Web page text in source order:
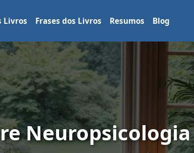
Livros Frases dos Livros Resumos Blog
Neuropsicologia